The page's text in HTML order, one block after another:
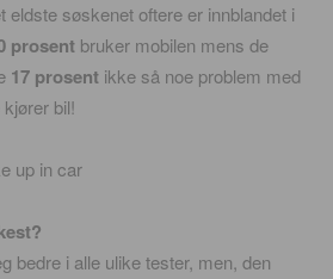
eldste søskenet oftere er innblandet i
prosent bruker mobilen mens de
17 prosent ikke så noe problem med
bil!
bedre i alle ulike tester, men, den